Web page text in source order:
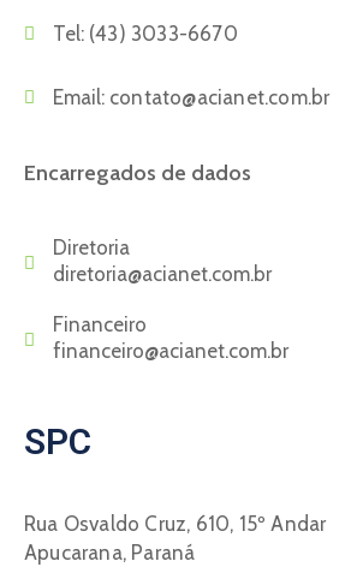
Tel: (43) 3033-6670
Email: contato@acianet.com.br
Encarregados de dados
Diretoria
diretoria@acianet.com.br
Financeiro
financeiro@acianet.com.br
SPC
Rua Osvaldo Cruz, 610, 15º Andar
Apucarana, Paraná